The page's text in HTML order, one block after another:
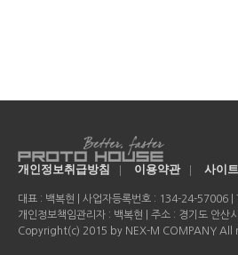
개인정보취급방침 | 이용약관 | 사이
대표 : 백복현 | 사업자등록번호 : 134-24-
개인정보책임관리자 : 백복현 | 주소 : 경기도 안
Copyright(c) 2015 by NEX-M COMPANY All